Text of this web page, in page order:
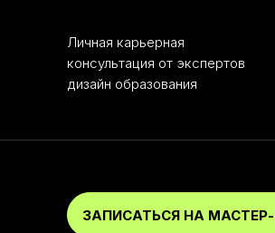
ЗАПИСАТЬСЯ НА
Личная карьерная
консультация от экспертов
дизайн образования
YUDAEV